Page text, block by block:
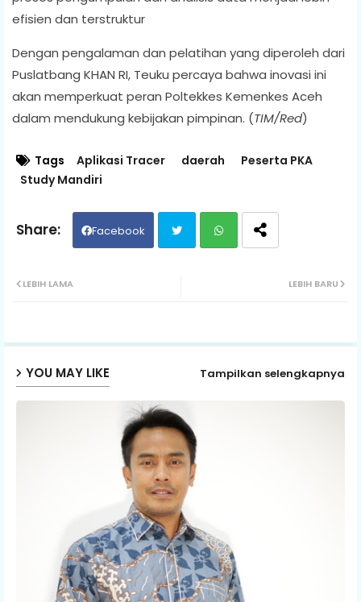
efisien dan terstruktur
Dengan pengalaman dan pelatihan yang diperoleh dari
Puslatbang KHAN RI, Teuku percaya bahwa inovasi ini
akan memperkuat peran Poltekkes Kemenkes Aceh
dalam mendukung kebijakan pimpinan. (TIM/Red)
Tags Aplikasi Tracer daerah
Peserta PKA
Study Mandiri
Facebook
ap
p
LEBIH BARU
LEBIH LAMA
YOU MAY LIKE Tampilkan selengkapnya